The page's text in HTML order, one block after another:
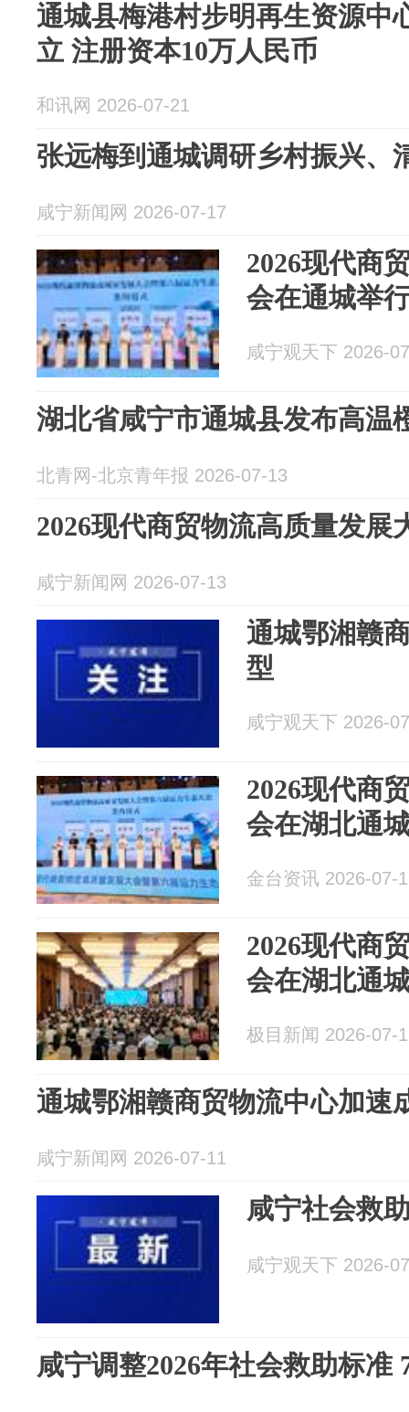
通城县梅港村步明再生资源中
立 注册资本10万人民币
和讯网 2026-07-21
张远梅到通城调研乡村振兴、
咸宁新闻网 2026-07-17
2026现代商
会在通城举
咸宁观天下 2026-
湖北省咸宁市通城县发布高温
北青网-北京青年报 2026-07-13
2026现代商贸物流高质量发展
咸宁新闻网 2026-07-13
通城鄂湘赣
型
咸宁观天下 2026-
2026现代商
会在湖北通
金台资讯 2026-07-
2026现代商
会在湖北通
极目新闻 2026-07-
通城鄂湘赣商贸物流中心加速
咸宁新闻网 2026-07-11
咸宁社会救
咸宁观天下 2026-
咸宁调整2026年社会救助标准